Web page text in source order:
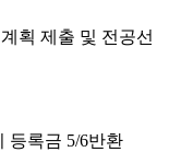
획 제출 및 전공선
등록금 5/6반환